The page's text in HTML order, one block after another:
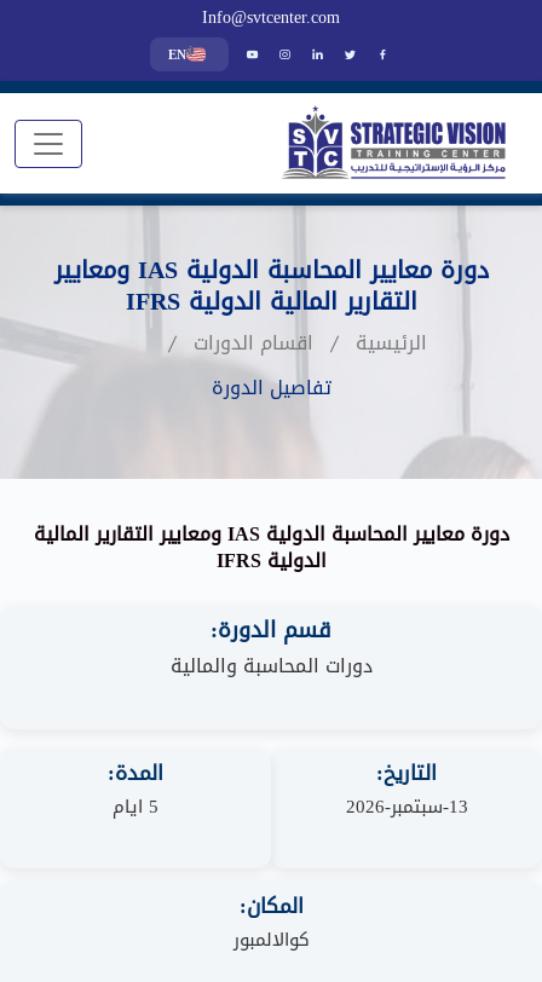
Info@svtcenter.com
EN
دورة معايير المحاسبة الدولية IAS ومعايير
التقارير المالية الدولية IFRS
الرئيسية
اقسام الدورات
تفاصيل الدورة
دورة معايير المحاسبة الدولية IAS ومعايير التقارير المالية
الدولية IFRS
قسم الدورة:
دورات المحاسبة والمالية
التاريخ:
13-سبتمبر-2026
المدة:
5 ايام
المكان:
كوالالمبور